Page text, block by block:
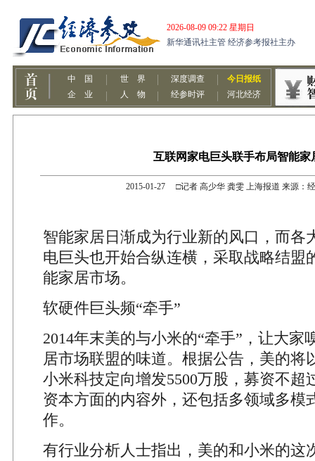
互联网家电巨头联手布局智能家
2015-01-27 □记者 高少华 龚雯 上海报道 来源：
智能家居日渐成为行业新的风口，而各
电巨头也开始合纵连横，采取战略结盟
能家居市场。
软硬件巨头频“牵手”
2014年末美的与小米的“牵手”，让大家
居市场联盟的味道。根据公告，美的将
小米科技定向增发5500万股，募资不超
资本方面的内容外，还包括多领域多模
作。
有行业分析人士指出，美的和小米的这